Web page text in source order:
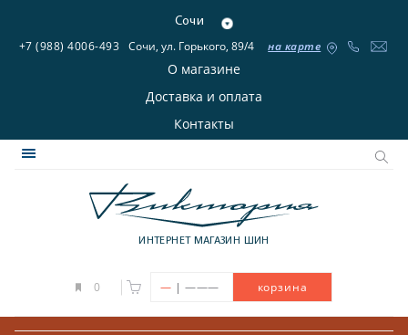
Сочи
+7 (988) 4006-493 Сочи, ул. Горького, 89/4 на карте
О магазине
Доставка и оплата
Контакты
ИНТЕРНЕТ МАГАЗИН ШИН
0 — | ——— корзина